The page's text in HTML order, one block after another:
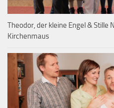
Theodor, der kleine Engel & Stille
Kirchenmaus